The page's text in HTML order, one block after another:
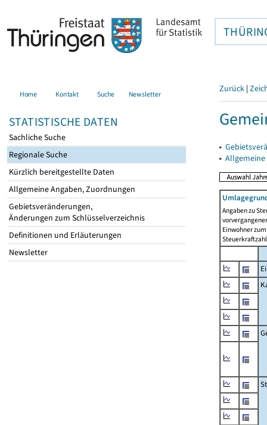
Home Kontakt Suche Newsletter
STATISTISCHE DATEN
Sachliche Suche
Regionale Suche
Kürzlich bereitgestellte Daten
Allgemeine Angaben, Zuordnungen
Gebietsveränderungen,
Änderungen zum Schlüsselverzeichnis
Definitionen und Erläuterungen
Newsletter
Zurück |
▸
▸
Angaben zu
Einwohner